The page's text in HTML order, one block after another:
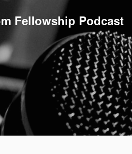
Fellowship Podcast